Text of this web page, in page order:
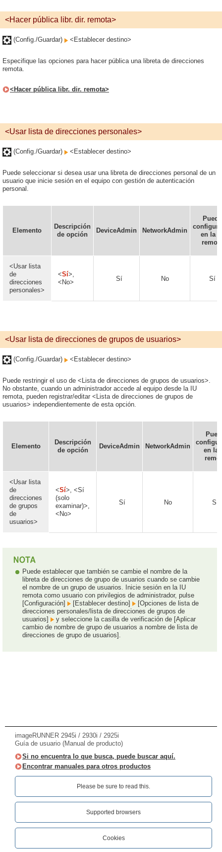
<Hacer pública libr. dir. remota>
(Config./Guardar) <Establecer destino>
Especifique las opciones para hacer pública una libreta de direcciones
remota.
<Hacer pública libr. dir. remota>
<Usar lista de direcciones personales>
(Config./Guardar) <Establecer destino>
Puede seleccionar si desea usar una libreta de direcciones personal de un
usuario que inicie sesión en el equipo con gestión de autenticación
personal.
Elemento
Descripción
de opción
DeviceAdmin NetworkAdmin
Puede
en la
<Usar lista
de
direcciones
personales>
<Sí>,
<No>
Sí No Sí
<Usar lista de direcciones de grupos de usuarios>
(Config./Guardar) <Establecer destino>
Puede restringir el uso de <Lista de direcciones de grupos de usuarios>.
No obstante, cuando un administrador accede al equipo desde la IU
remota, pueden registrar/editar <Lista de direcciones de grupos de
usuarios> independientemente de esta opción.
Elemento
Descripción
de opción
DeviceAdmin NetworkAdmin
en la
<Usar lista
de
direcciones
de grupos
de
usuarios>
<Sí>, <Sí
(solo
examinar)>,
<No>
Sí No Sí
Puede establecer que también se cambie el nombre de la
libreta de direcciones de grupo de usuarios cuando se cambie
el nombre de un grupo de usuarios. Inicie sesión en la IU
remota como usuario con privilegios de administrador, pulse
[Configuración]
[Establecer destino]
[Opciones de lista de
direcciones personales/lista de direcciones de grupos de
usuarios]
y seleccione la casilla de verificación de [Aplicar
cambio de nombre de grupo de usuarios a nombre de lista de
direcciones de grupo de usuarios].
imageRUNNER 2945i / 2930i / 2925i
Guía de usuario (Manual de producto)
Si no encuentra lo que busca, puede buscar aquí.
Encontrar manuales para otros productos
Please be sure to read this.‎
Supported browsers
Cookies